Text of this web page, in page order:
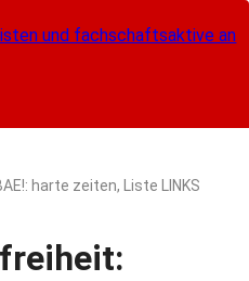
harte zeiten, Liste LINKS